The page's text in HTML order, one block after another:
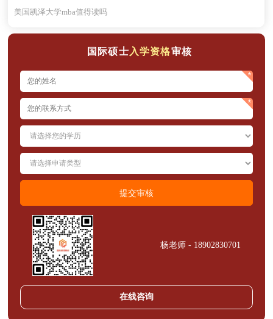
美国凯泽大学mba值得读吗
国际硕士 入学资格审核
杨老师 - 18902830701
在线咨询